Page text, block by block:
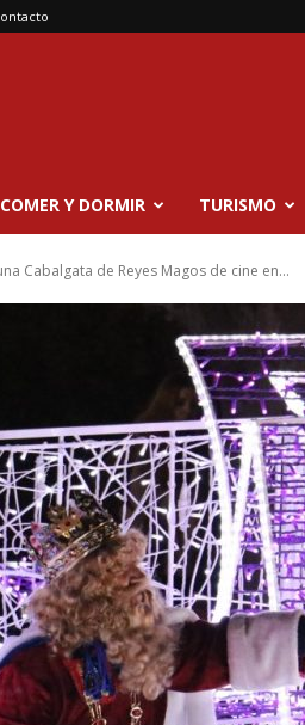
COMER Y DORMIR TURISMO
Cabalgata de Reyes Magos de cine en...